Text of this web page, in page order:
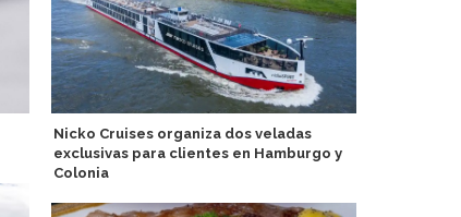
Nicko Cruises organiza dos veladas
exclusivas para clientes en Hamburgo y
Colonia